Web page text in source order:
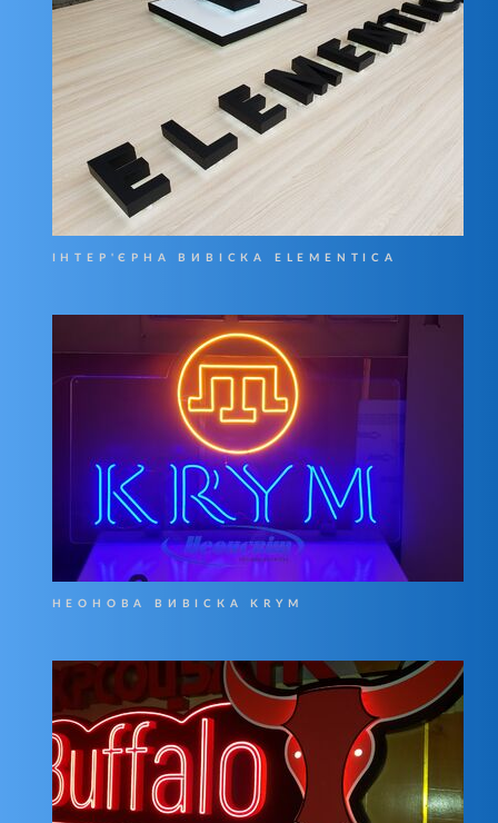
ІНТЕР'ЄРНА ВИВІСКА ELEMENTICA
НЕОНОВА ВИВІСКА KRYM